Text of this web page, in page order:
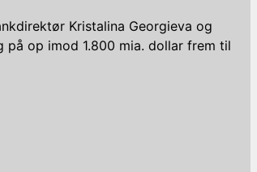
Kristalina Georgieva og
på op imod 1.800 mia. dollar frem til